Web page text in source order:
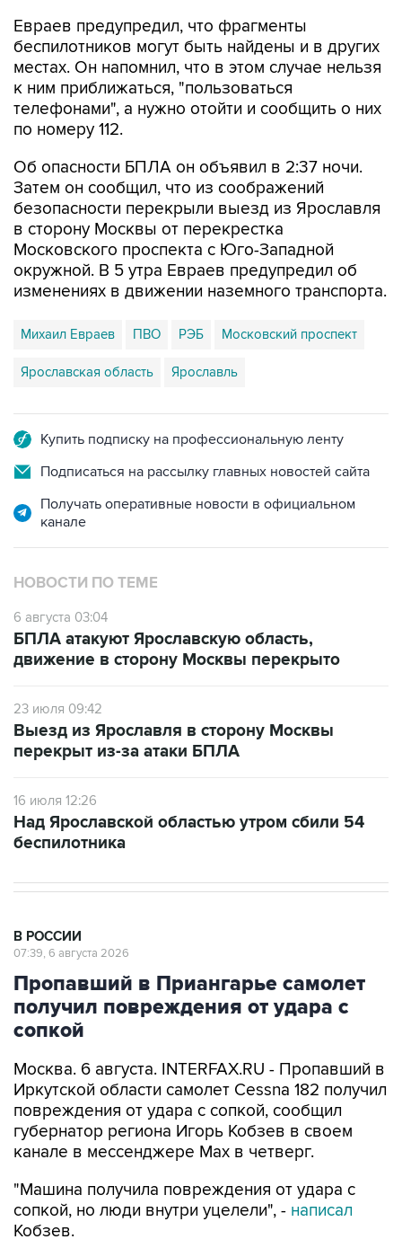
Евраев предупредил, что фрагменты
беспилотников могут быть найдены и в других
местах. Он напомнил, что в этом случае нельзя
к ним приближаться, "пользоваться
телефонами", а нужно отойти и сообщить о них
по номеру 112.
Об опасности БПЛА он объявил в 2:37 ночи.
Затем он сообщил, что из соображений
безопасности перекрыли выезд из Ярославля
в сторону Москвы от перекрестка
Московского проспекта с Юго-Западной
окружной. В 5 утра Евраев предупредил об
изменениях в движении наземного транспорта.
Михаил Евраев ПВО РЭБ Московский проспект
Ярославская область Ярославль
Купить подписку на профессиональную ленту
Подписаться на рассылку главных новостей сайта
Получать оперативные новости в официальном
канале
НОВОСТИ ПО ТЕМЕ
6 августа 03:04
БПЛА атакуют Ярославскую область,
движение в сторону Москвы перекрыто
23 июля 09:42
Выезд из Ярославля в сторону Москвы
перекрыт из-за атаки БПЛА
16 июля 12:26
Над Ярославской областью утром сбили 54
беспилотника
В РОССИИ
07:39, 6 августа 2026
Пропавший в Приангарье самолет
получил повреждения от удара с
сопкой
Москва. 6 августа. INTERFAX.RU - Пропавший в
Иркутской области самолет Cessna 182 получил
повреждения от удара с сопкой, сообщил
губернатор региона Игорь Кобзев в своем
канале в мессенджере Мах в четверг.
"Машина получила повреждения от удара с
сопкой, но люди внутри уцелели", - написал
Кобзев.